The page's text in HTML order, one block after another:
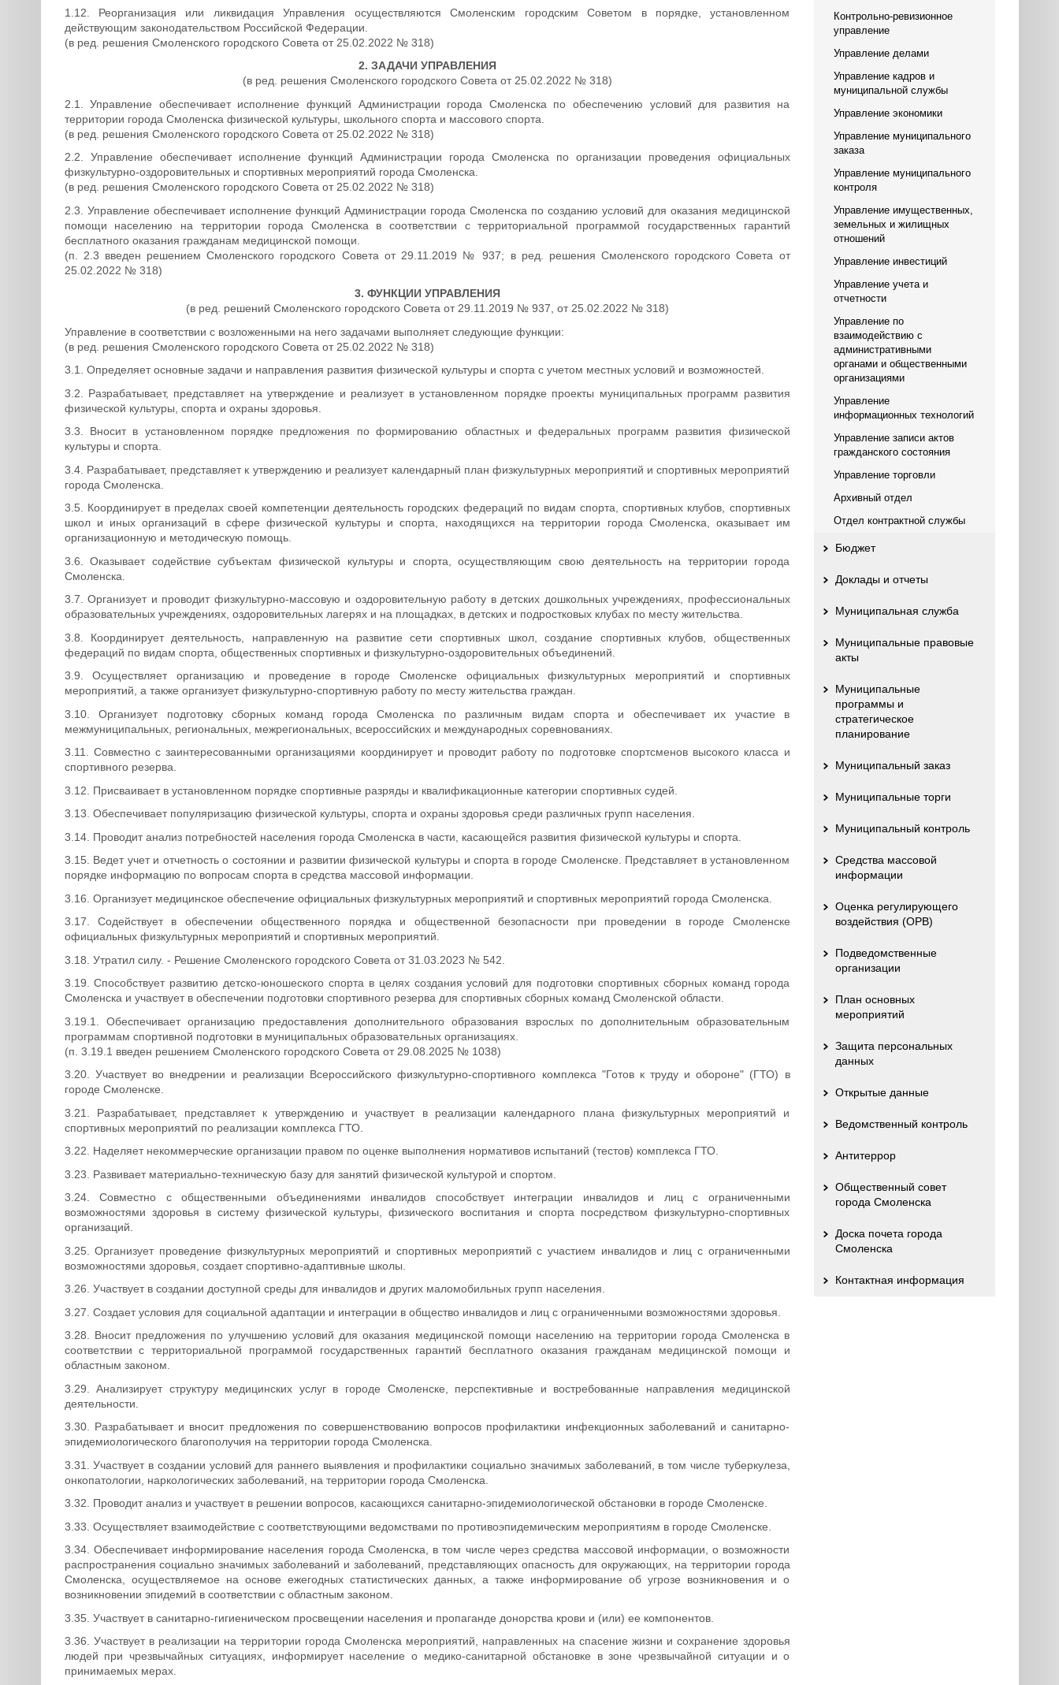
1.12. Реорганизация или ликвидация Управления осуществляются Смоленским городским Советом в порядке, установленном
действующим законодательством Российской Федерации.
(в ред. решения Смоленского городского Совета от 25.02.2022 № 318)
2. ЗАДАЧИ УПРАВЛЕНИЯ
(в ред. решения Смоленского городского Совета от 25.02.2022 № 318)
2.1. Управление обеспечивает исполнение функций Администрации города Смоленска по обеспечению условий для развития на
территории города Смоленска физической культуры, школьного спорта и массового спорта.
(в ред. решения Смоленского городского Совета от 25.02.2022 № 318)
2.2. Управление обеспечивает исполнение функций Администрации города Смоленска по организации проведения официальных
физкультурно-оздоровительных и спортивных мероприятий города Смоленска.
(в ред. решения Смоленского городского Совета от 25.02.2022 № 318)
2.3. Управление обеспечивает исполнение функций Администрации города Смоленска по созданию условий для оказания медицинской
помощи населению на территории города Смоленска в соответствии с территориальной программой государственных гарантий
бесплатного оказания гражданам медицинской помощи.
(п. 2.3 введен решением Смоленского городского Совета от 29.11.2019 № 937; в ред. решения Смоленского городского Совета от
25.02.2022 № 318)
3. ФУНКЦИИ УПРАВЛЕНИЯ
(в ред. решений Смоленского городского Совета от 29.11.2019 № 937, от 25.02.2022 № 318)
Управление в соответствии с возложенными на него задачами выполняет следующие функции:
(в ред. решения Смоленского городского Совета от 25.02.2022 № 318)
3.1. Определяет основные задачи и направления развития физической культуры и спорта с учетом местных условий и возможностей.
3.2. Разрабатывает, представляет на утверждение и реализует в установленном порядке проекты муниципальных программ развития
физической культуры, спорта и охраны здоровья.
3.3. Вносит в установленном порядке предложения по формированию областных и федеральных программ развития физической
культуры и спорта.
3.4. Разрабатывает, представляет к утверждению и реализует календарный план физкультурных мероприятий и спортивных мероприятий
города Смоленска.
3.5. Координирует в пределах своей компетенции деятельность городских федераций по видам спорта, спортивных клубов, спортивных
школ и иных организаций в сфере физической культуры и спорта, находящихся на территории города Смоленска, оказывает им
организационную и методическую помощь.
3.6. Оказывает содействие субъектам физической культуры и спорта, осуществляющим свою деятельность на территории города
Смоленска.
3.7. Организует и проводит физкультурно-массовую и оздоровительную работу в детских дошкольных учреждениях, профессиональных
образовательных учреждениях, оздоровительных лагерях и на площадках, в детских и подростковых клубах по месту жительства.
3.8. Координирует деятельность, направленную на развитие сети спортивных школ, создание спортивных клубов, общественных
федераций по видам спорта, общественных спортивных и физкультурно-оздоровительных объединений.
3.9. Осуществляет организацию и проведение в городе Смоленске официальных физкультурных мероприятий и спортивных
мероприятий, а также организует физкультурно-спортивную работу по месту жительства граждан.
3.10. Организует подготовку сборных команд города Смоленска по различным видам спорта и обеспечивает их участие в
межмуниципальных, региональных, межрегиональных, всероссийских и международных соревнованиях.
3.11. Совместно с заинтересованными организациями координирует и проводит работу по подготовке спортсменов высокого класса и
спортивного резерва.
3.12. Присваивает в установленном порядке спортивные разряды и квалификационные категории спортивных судей.
3.13. Обеспечивает популяризацию физической культуры, спорта и охраны здоровья среди различных групп населения.
3.14. Проводит анализ потребностей населения города Смоленска в части, касающейся развития физической культуры и спорта.
3.15. Ведет учет и отчетность о состоянии и развитии физической культуры и спорта в городе Смоленске. Представляет в установленном
порядке информацию по вопросам спорта в средства массовой информации.
3.16. Организует медицинское обеспечение официальных физкультурных мероприятий и спортивных мероприятий города Смоленска.
3.17. Содействует в обеспечении общественного порядка и общественной безопасности при проведении в городе Смоленске
официальных физкультурных мероприятий и спортивных мероприятий.
3.18. Утратил силу. - Решение Смоленского городского Совета от 31.03.2023 № 542.
3.19. Способствует развитию детско-юношеского спорта в целях создания условий для подготовки спортивных сборных команд города
Смоленска и участвует в обеспечении подготовки спортивного резерва для спортивных сборных команд Смоленской области.
3.19.1. Обеспечивает организацию предоставления дополнительного образования взрослых по дополнительным образовательным
программам спортивной подготовки в муниципальных образовательных организациях.
(п. 3.19.1 введен решением Смоленского городского Совета от 29.08.2025 № 1038)
3.20. Участвует во внедрении и реализации Всероссийского физкультурно-спортивного комплекса "Готов к труду и обороне" (ГТО) в
городе Смоленске.
3.21. Разрабатывает, представляет к утверждению и участвует в реализации календарного плана физкультурных мероприятий и
спортивных мероприятий по реализации комплекса ГТО.
3.22. Наделяет некоммерческие организации правом по оценке выполнения нормативов испытаний (тестов) комплекса ГТО.
3.23. Развивает материально-техническую базу для занятий физической культурой и спортом.
3.24. Совместно с общественными объединениями инвалидов способствует интеграции инвалидов и лиц с ограниченными
возможностями здоровья в систему физической культуры, физического воспитания и спорта посредством физкультурно-спортивных
организаций.
3.25. Организует проведение физкультурных мероприятий и спортивных мероприятий с участием инвалидов и лиц с ограниченными
возможностями здоровья, создает спортивно-адаптивные школы.
3.26. Участвует в создании доступной среды для инвалидов и других маломобильных групп населения.
3.27. Создает условия для социальной адаптации и интеграции в общество инвалидов и лиц с ограниченными возможностями здоровья.
3.28. Вносит предложения по улучшению условий для оказания медицинской помощи населению на территории города Смоленска в
соответствии с территориальной программой государственных гарантий бесплатного оказания гражданам медицинской помощи и
областным законом.
3.29. Анализирует структуру медицинских услуг в городе Смоленске, перспективные и востребованные направления медицинской
деятельности.
3.30. Разрабатывает и вносит предложения по совершенствованию вопросов профилактики инфекционных заболеваний и санитарно-
эпидемиологического благополучия на территории города Смоленска.
3.31. Участвует в создании условий для раннего выявления и профилактики социально значимых заболеваний, в том числе туберкулеза,
онкопатологии, наркологических заболеваний, на территории города Смоленска.
3.32. Проводит анализ и участвует в решении вопросов, касающихся санитарно-эпидемиологической обстановки в городе Смоленске.
3.33. Осуществляет взаимодействие с соответствующими ведомствами по противоэпидемическим мероприятиям в городе Смоленске.
3.34. Обеспечивает информирование населения города Смоленска, в том числе через средства массовой информации, о возможности
распространения социально значимых заболеваний и заболеваний, представляющих опасность для окружающих, на территории города
Смоленска, осуществляемое на основе ежегодных статистических данных, а также информирование об угрозе возникновения и о
возникновении эпидемий в соответствии с областным законом.
3.35. Участвует в санитарно-гигиеническом просвещении населения и пропаганде донорства крови и (или) ее компонентов.
3.36. Участвует в реализации на территории города Смоленска мероприятий, направленных на спасение жизни и сохранение здоровья
людей при чрезвычайных ситуациях, информирует население о медико-санитарной обстановке в зоне чрезвычайной ситуации и о
принимаемых мерах.
Контрольно-ревизионное
управление
Управление делами
Управление кадров и
муниципальной службы
Управление экономики
Управление муниципального
заказа
Управление муниципального
контроля
Управление имущественных,
земельных и жилищных
отношений
Управление инвестиций
Управление учета и
отчетности
Управление по
взаимодействию с
административными
органами и общественными
организациями
Управление
информационных технологий
Управление записи актов
гражданского состояния
Управление торговли
Архивный отдел
Отдел контрактной службы
Бюджет
Доклады и отчеты
Муниципальная служба
Муниципальные правовые
акты
Муниципальные
программы и
стратегическое
планирование
Муниципальный заказ
Муниципальные торги
Муниципальный контроль
Средства массовой
информации
Оценка регулирующего
воздействия (ОРВ)
Подведомственные
организации
План основных
мероприятий
Защита персональных
данных
Открытые данные
Ведомственный контроль
Антитеррор
Общественный совет
города Смоленска
Доска почета города
Смоленска
Контактная информация